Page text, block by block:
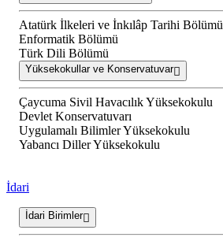
Atatürk İlkeleri ve İnkılâp Tarihi Bölümü
Enformatik Bölümü
Türk Dili Bölümü
Yüksekokullar ve Konservatuvar
Çaycuma Sivil Havacılık Yüksekokulu
Devlet Konservatuvarı
Uygulamalı Bilimler Yüksekokulu
Yabancı Diller Yüksekokulu
İdari
İdari Birimler